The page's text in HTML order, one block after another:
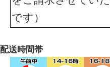
です）
配送時間帯